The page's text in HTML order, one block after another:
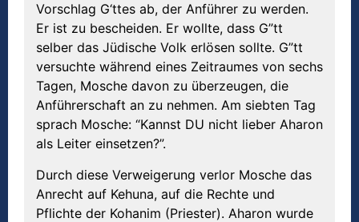
Vorschlag G‘ttes ab, der Anführer zu werden.
Er ist zu bescheiden. Er wollte, dass G”tt
selber das Jüdische Volk erlösen sollte. G”tt
versuchte während eines Zeitraumes von sechs
Tagen, Mosche davon zu überzeugen, die
Anführerschaft an zu nehmen. Am siebten Tag
sprach Mosche: “Kannst DU nicht lieber Aharon
als Leiter einsetzen?”.
Durch diese Verweigerung verlor Mosche das
Anrecht auf Kehuna, auf die Rechte und
Pflichte der Kohanim (Priester). Aharon wurde